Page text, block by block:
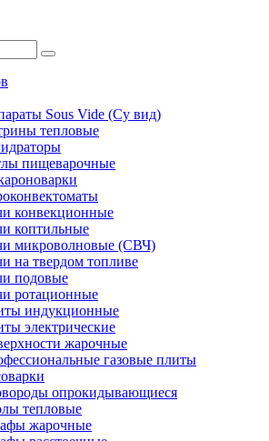
Sous Vide (Су вид)
тепловые
пищеварочные
конвекционные
коптильные
микроволновые (СВЧ)
на твердом топливе
подовые
ротационные
индукционные
электрические
жарочные
газовые плиты
опрокидывающиеся
тепловые
жарочные